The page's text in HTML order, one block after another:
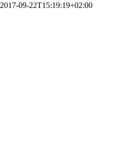
2017-09-22T15:19:19+02:00